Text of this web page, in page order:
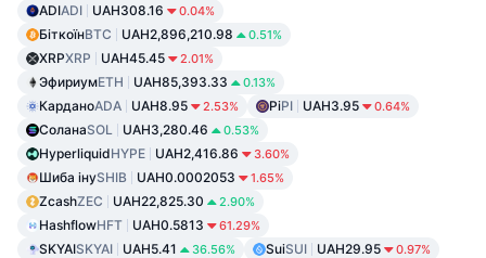
ADIADI UAH308.16 0.04%
БіткоїнBTC UAH2,896,210.98 0.51%
XRPXRP UAH45.45 2.01%
ЭфириумETH UAH85,393.33 0.13%
КарданоADA UAH8.95 2.53% PiPI UAH3.95 0.64%
СоланаSOL UAH3,280.46 0.53%
HyperliquidHYPE UAH2,416.86 3.60%
Шиба інуSHIB UAH0.0002053 1.65%
ZcashZEC UAH22,825.30 2.90%
HashflowHFT UAH0.5813 61.29%
SKYAISKYAI UAH5.41 36.56% SuiSUI UAH29.95 0.97%